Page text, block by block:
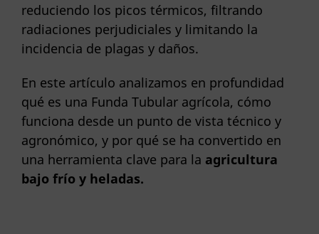
reduciendo los picos térmicos, filtrando
radiaciones perjudiciales y limitando la
incidencia de plagas y daños.
En este artículo analizamos en profundidad
qué es una Funda Tubular agrícola, cómo
funciona desde un punto de vista técnico y
agronómico, y por qué se ha convertido en
una herramienta clave para la agricultura
bajo frío y heladas.